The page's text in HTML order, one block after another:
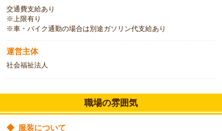
交通費支給あり
※上限有り
※車・バイク通勤の場合は別途ガソリン代支給あり
運営主体
社会福祉法人
職場の雰囲気
◆ 服装について